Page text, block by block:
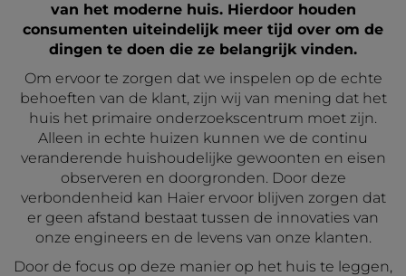
van het moderne huis. Hierdoor houden
consumenten uiteindelijk meer tijd over om de
dingen te doen die ze belangrijk vinden.
Om ervoor te zorgen dat we inspelen op de echte
behoeften van de klant, zijn wij van mening dat het
huis het primaire onderzoekscentrum moet zijn.
Alleen in echte huizen kunnen we de continu
veranderende huishoudelijke gewoonten en eisen
observeren en doorgronden. Door deze
verbondenheid kan Haier ervoor blijven zorgen dat
er geen afstand bestaat tussen de innovaties van
onze engineers en de levens van onze klanten.
Door de focus op deze manier op het huis te leggen,